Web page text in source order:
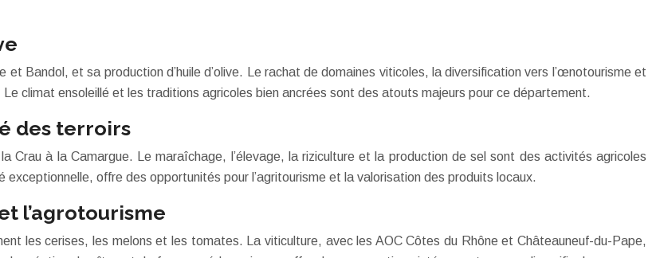
Bandol, et sa production d’huile d’olive. Le rachat de domaines viticoles, la diversification vers l’œnotourisme et
climat ensoleillé et les traditions agricoles bien ancrées sont des atouts majeurs pour ce département.
des terroirs
Crau à la Camargue. Le maraîchage, l’élevage, la riziculture et la production de sel sont des activités agricoles
offre des opportunités pour l’agritourisme et la valorisation des produits locaux.
l’agrotourisme
les cerises, les melons et les tomates. La viticulture, avec les AOC Côtes du Rhône et Châteauneuf-du-Pape,